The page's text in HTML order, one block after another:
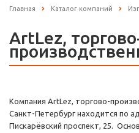
Главная Каталог компаний
ArtLez,
Компания ArtLez, торгово-
Санкт-Петербург находится по
Пискарёвский проспект, 25.